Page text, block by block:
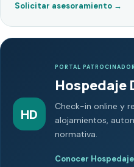
Solicitar asesoramiento →
HD
PORTAL PATROCINADOR
Hospedaje
Check-in online y
alojamientos,
normativa.
Conocer